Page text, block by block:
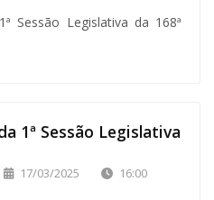
Sessão Legislativa da 168ª
1ª Sessão Legislativa
17/03/2025
16:00